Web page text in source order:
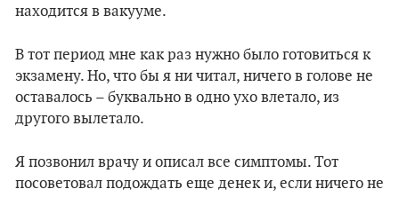
находится в вакууме.
В тот период мне как раз нужно было готовиться к
экзамену. Но, что бы я ни читал, ничего в голове не
оставалось – буквально в одно ухо влетало, из
другого вылетало.
Я позвонил врачу и описал все симптомы. Тот
посоветовал подождать еще денек и, если ничего не